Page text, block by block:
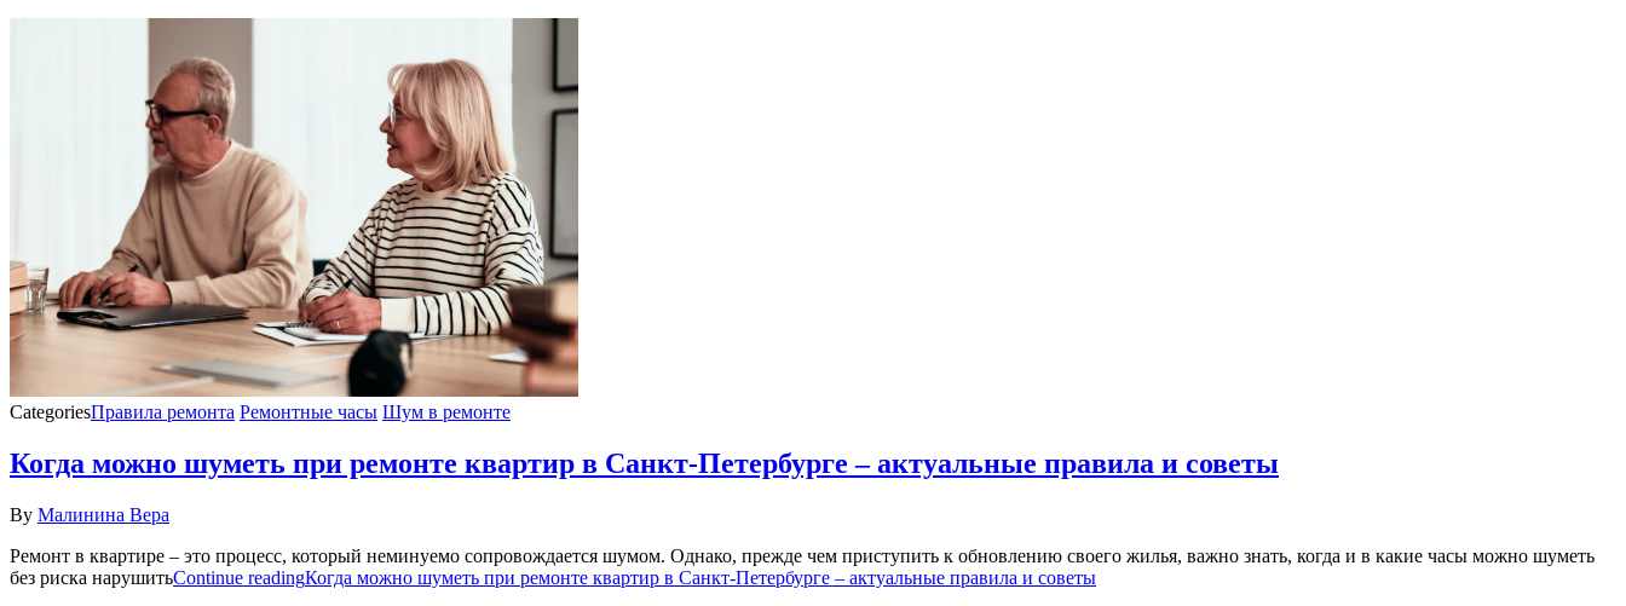
CategoriesПравила ремонта Ремонтные часы Шум в ремонте
Когда можно шуметь при ремонте квартир в Санкт-Петербурге – актуальные правила и советы
By Малинина Вера
Ремонт в квартире – это процесс, который неминуемо сопровождается шумом. Однако, прежде чем приступить к обновлению своего жилья, важно знать, когда и в какие часы можно шуметь
без риска нарушитьContinue readingКогда можно шуметь при ремонте квартир в Санкт-Петербурге – актуальные правила и советы